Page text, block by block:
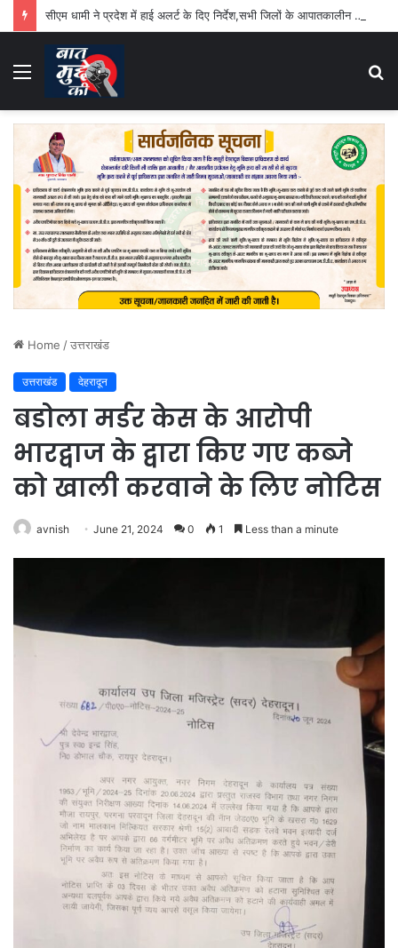
सीएम धामी ने प्रदेश में हाई अलर्ट के दिए निर्देश,सभी जिलों के आपातकालीन परिचालन केंद्र 24 घंटे रहेंगे सक्रिय
Menu
Home /उत्तराखंड
उत्तराखंड देहरादून
बडोला मर्डर केस के आरोपी
भारद्वाज के द्वारा किए गए कब्जे
को खाली करवाने के लिए नोटिस
avnish June 21, 2024 0 1 Less than a minute